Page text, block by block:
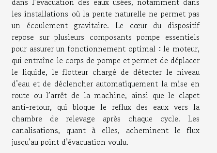
les installations où la pente naturelle ne permet pas
un écoulement gravitaire. Le cœur du dispositif
repose sur plusieurs composants pompe essentiels
pour assurer un fonctionnement optimal : le moteur,
qui entraîne le corps de pompe et permet de déplacer
le liquide, le flotteur chargé de détecter le niveau
d’eau et de déclencher automatiquement la mise en
route ou l’arrêt de la machine, ainsi que le clapet
anti-retour, qui bloque le reflux des eaux vers la
chambre de relevage après chaque cycle. Les
canalisations, quant à elles, acheminent le flux
jusqu’au point d’évacuation voulu.